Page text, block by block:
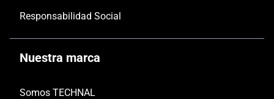
Responsabilidad Social
Nuestra marca
Somos TECHNAL